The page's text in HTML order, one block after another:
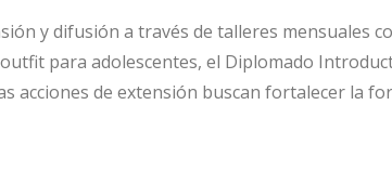
y difusión a través de talleres mensuales
para adolescentes, el Diplomado
acciones de extensión buscan fortalecer la